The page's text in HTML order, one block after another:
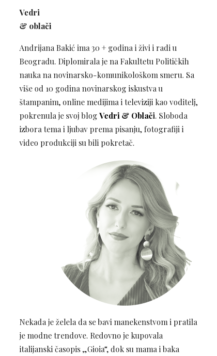
Vedri
& oblači
Andrijana Bakić ima 30 + godina i živi i radi u
Beogradu. Diplomirala je na Fakultetu Političkih
nauka na novinarsko-komunikološkom smeru. Sa
više od 10 godina novinarskog iskustva u
štampanim, online medijima i televiziji kao voditelj,
pokrenula je svoj blog Vedri & Oblači. Sloboda
izbora tema i ljubav prema pisanju, fotografiji i
video produkciji su bili pokretač.
Nekada je želela da se bavi manekenstvom i pratila
je modne trendove. Redovno je kupovala
italijanski časopis „Gioia“, dok su mama i baka